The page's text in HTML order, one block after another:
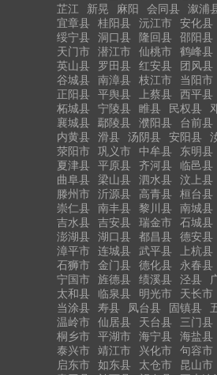
芷江
新晃 麻阳 会同县 溆浦
宜章县
桂阳县 沅江市 安化县
绥宁县
洞口县 隆回县 邵阳县
天门市
潜江市 仙桃市 鹤峰县
英山县
罗田县 红安县 团风县
谷城县
南漳县 枝江市 当阳市
正阳县
平舆县 上蔡县 西平县
柘城县
宁陵县 睢县 民权县
襄城县
鄢陵县 濮阳县 台前县
内黄县
滑县 汤阴县 安阳县
荥阳市
巩义市 中牟县 东明县
夏津县
平原县 齐河县 临邑县
曲阜县
梁山县 泗水县 汶上县
滕州市
沂源县 高青县 桓台县
崇仁县
南丰县 黎川县 南城县
吉水县
吉安县 瑞金市 石城县
澎湖县
湖口县 都昌县 德安县
漳平市
连城县 武平县 上杭县
石狮市
金门县 德化县 永春县
宁国市
旌德县 绩溪县 泾县
太和县
临泉县 明光市 天长市
当涂县
寿县 凤台县 固镇县
温岭市
仙居县 天台县 三门县
桐乡市
平湖市 海宁县 海盐县
泰兴市
靖江市 兴化市 句容市
启东市
如东县 太仓市 昆山市